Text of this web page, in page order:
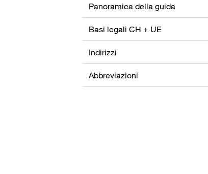
Panoramica della guida
Basi legali CH + UE
Indirizzi
Abbreviazioni